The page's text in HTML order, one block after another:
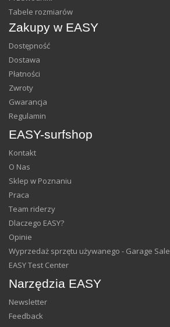
Tabele rozmiarów
Zakupy w EASY
Dostępność
Dostawa
Płatności
Zwroty
Gwarancja
Regulamin
EASY-surfshop
Kontakt
O Nas
Sklep w Poznaniu
Praca
Team riderzy
Dlaczego EASY?
Opinie
Wyprzedaż sprzętu używanego - Garage Sale
EASY Test Center
Narzędzia EASY
Newsletter
Feedback